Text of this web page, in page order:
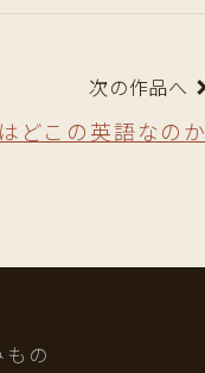
次の作品へ
どこの英語なのか
もの